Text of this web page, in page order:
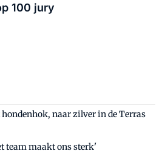
100 jury
naar zilver in de Terras
team maakt ons sterk'